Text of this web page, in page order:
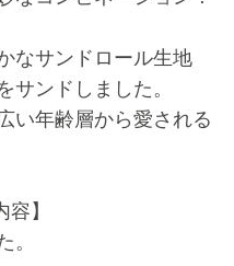
なサンドロール生地
ンドしました。
い年齢層から愛される
】